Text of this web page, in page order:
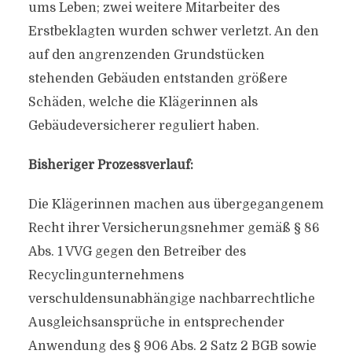
ums Leben; zwei weitere Mitarbeiter des
Erstbeklagten wurden schwer verletzt. An den
auf den angrenzenden Grundstücken
stehenden Gebäuden entstanden größere
Schäden, welche die Klägerinnen als
Gebäudeversicherer reguliert haben.
Bisheriger Prozessverlauf:
Die Klägerinnen machen aus übergegangenem
Recht ihrer Versicherungsnehmer gemäß § 86
Abs. 1 VVG gegen den Betreiber des
Recyclingunternehmens
verschuldensunabhängige nachbarrechtliche
Ausgleichsansprüche in entsprechender
Anwendung des § 906 Abs. 2 Satz 2 BGB sowie